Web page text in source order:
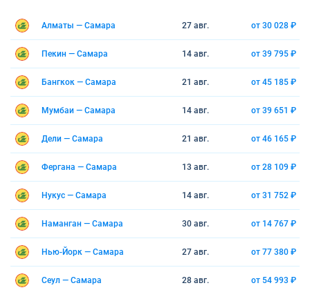
Алматы — Самара 27 авг. от 30 028 ₽
Пекин — Самара 14 авг. от 39 795 ₽
Бангкок — Самара 21 авг. от 45 185 ₽
Мумбаи — Самара 14 авг. от 39 651 ₽
Дели — Самара 21 авг. от 46 165 ₽
Фергана — Самара 13 авг. от 28 109 ₽
Нукус — Самара 14 авг. от 31 752 ₽
Наманган — Самара 30 авг. от 14 767 ₽
Нью-Йорк — Самара 27 авг. от 77 380 ₽
Сеул — Самара 28 авг. от 54 993 ₽